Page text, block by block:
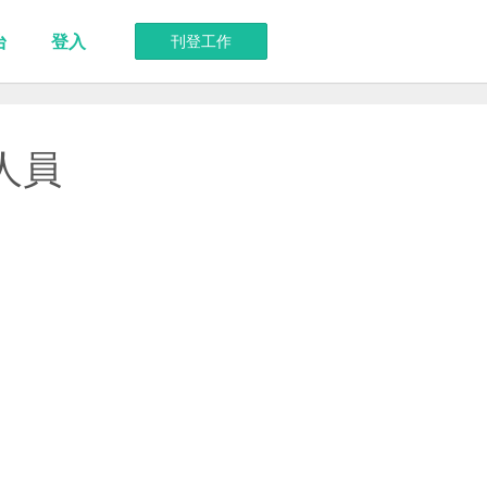
刊登工作
登入
員